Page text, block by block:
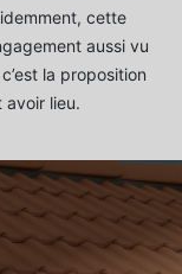
cette
aussi vu
la proposition
avoir lieu.